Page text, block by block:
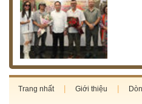
Trang nhất Giới thiệu